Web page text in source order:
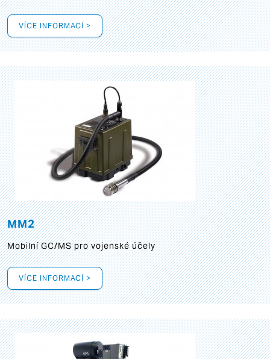
VÍCE INFORMACÍ >
MM2
Mobilní GC/MS pro vojenské účely
VÍCE INFORMACÍ >